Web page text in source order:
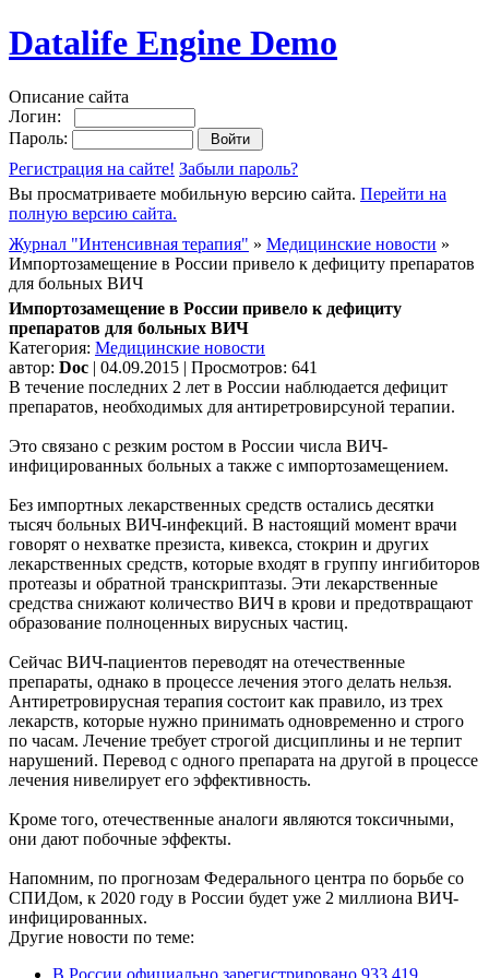
Datalife Engine Demo
Описание сайта
Логин:
Пароль:
Регистрация на сайте! Забыли пароль?
Вы просматриваете мобильную версию сайта. Перейти на
полную версию сайта.
Журнал "Интенсивная терапия" » Медицинские новости »
Импортозамещение в России привело к дефициту препаратов
для больных ВИЧ
Импортозамещение в России привело к дефициту
препаратов для больных ВИЧ
Категория: Медицинские новости
автор: Doc | 04.09.2015 | Просмотров: 641
В течение последних 2 лет в России наблюдается дефицит
препаратов, необходимых для антиретровирсуной терапии.
Это связано с резким ростом в России числа ВИЧ-
инфицированных больных а также с импортозамещением.
Без импортных лекарственных средств остались десятки
тысяч больных ВИЧ-инфекций. В настоящий момент врачи
говорят о нехватке презиста, кивекса, стокрин и других
лекарственных средств, которые входят в группу ингибиторов
протеазы и обратной транскриптазы. Эти лекарственные
средства снижают количество ВИЧ в крови и предотвращают
образование полноценных вирусных частиц.
Сейчас ВИЧ-пациентов переводят на отечественные
препараты, однако в процессе лечения этого делать нельзя.
Антиретровирусная терапия состоит как правило, из трех
лекарств, которые нужно принимать одновременно и строго
по часам. Лечение требует строгой дисциплины и не терпит
нарушений. Перевод с одного препарата на другой в процессе
лечения нивелирует его эффективность.
Кроме того, отечественные аналоги являются токсичными,
они дают побочные эффекты.
Напомним, по прогнозам Федерального центра по борьбе со
СПИДом, к 2020 году в России будет уже 2 миллиона ВИЧ-
инфицированных.
Другие новости по теме:
В России официально зарегистрировано 933 419